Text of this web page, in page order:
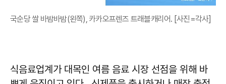
국순당 쌀 바밤바밤(왼쪽), 카카오프렌즈 트래블캐리어. [사진=각사]
식음료업계가 대목인 여름 음료 시장 선점을 위해 바